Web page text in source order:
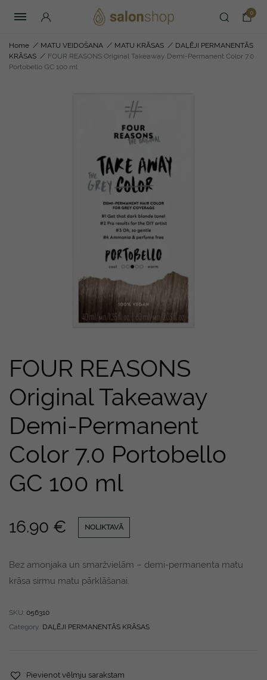
0
Home / MATU VEIDOŠANA / MATU KRĀSAS / DAĻĒJI PERMANENTĀS
KRĀSAS / FOUR REASONS Original Takeaway Demi-Permanent Color 7.0
Portobello GC 100 ml
FOUR REASONS
Original Takeaway
Demi-Permanent
Color 7.0 Portobello
GC 100 ml
16.90 € NOLIKTAVĀ
Bez amonjaka un smaržvielām – demi-permanenta matu
krāsa sirmu matu pārklāšanai.
SKU: 056310
Category: DAĻĒJI PERMANENTĀS KRĀSAS
Pievienot vēlmju sarakstam